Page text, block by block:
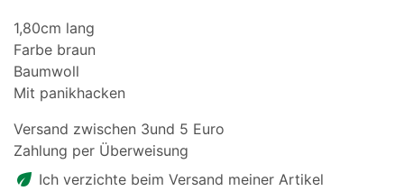
1,80cm lang
Farbe braun
Baumwoll
Mit panikhacken
Versand zwischen 3und 5 Euro
Zahlung per Überweisung
eco Ich verzichte beim Versand meiner Artikel